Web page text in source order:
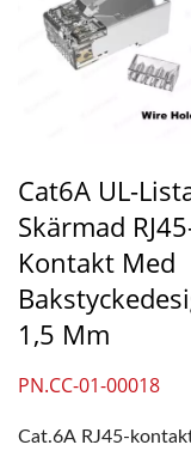
Cat6A UL-
Skärmad
Kontakt Med
1,5 Mm
PN.CC-01-00018
Cat.6A RJ45-